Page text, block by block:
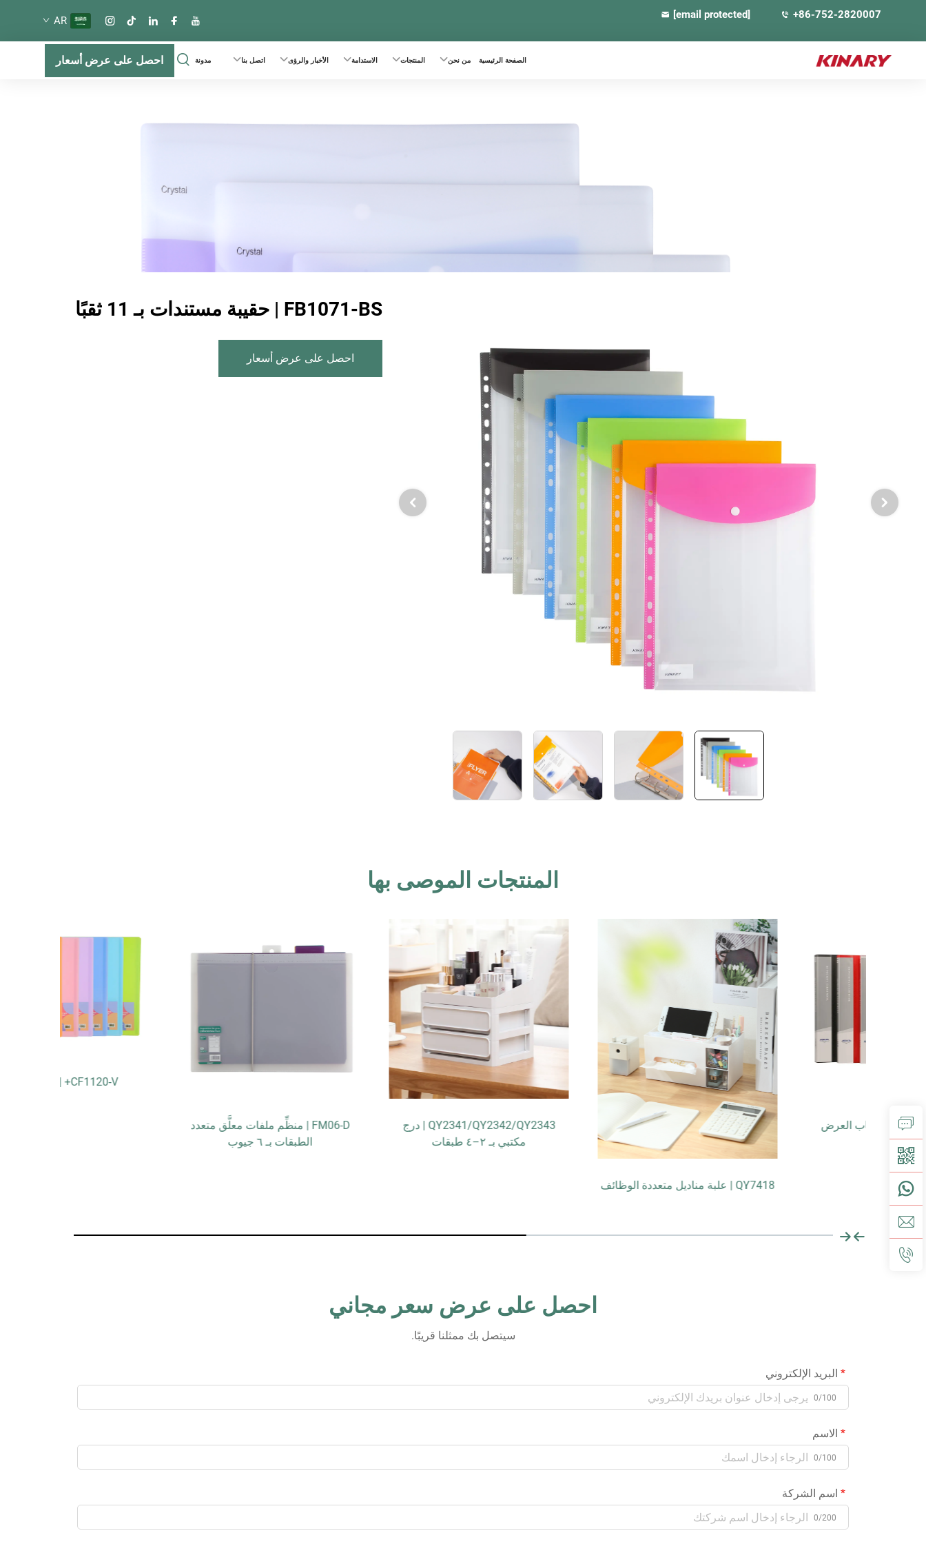
+86-752-2820007
[email protected]
AR
الصفحة الرئيسية من نحن المنتجات الاستدامة الأخبار والرؤى اتصل بنا مدونة احصل على عرض أسعار
FB1071-BS | حقيبة مستندات بـ 11 ثقبًا
احصل على عرض أسعار
المنتجات الموصى بها
QY2341/QY2342/QY2343 | درج
مكتبي بـ ٢–٤ طبقات
FM06-D | منظِّم ملفات معلَّق متعدد
احصل على عرض سعر مجاني
سيتصل بك ممثلنا قريبًا.
البريد الإلكتروني
0/100
الاسم
0/100
اسم الشركة
0/200